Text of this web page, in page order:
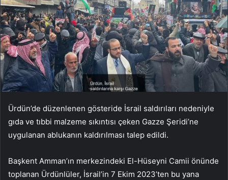
Ürdün’de düzenlenen gösteride İsrail saldırıları nedeniyle
gıda ve tıbbi malzeme sıkıntısı çeken Gazze Şeridi’ne
uygulanan ablukanın kaldırılması talep edildi.
Başkent Amman’ın merkezindeki El-Hüseyni Camii önünde
toplanan Ürdünlüler, İsrail’in 7 Ekim 2023’ten bu yana